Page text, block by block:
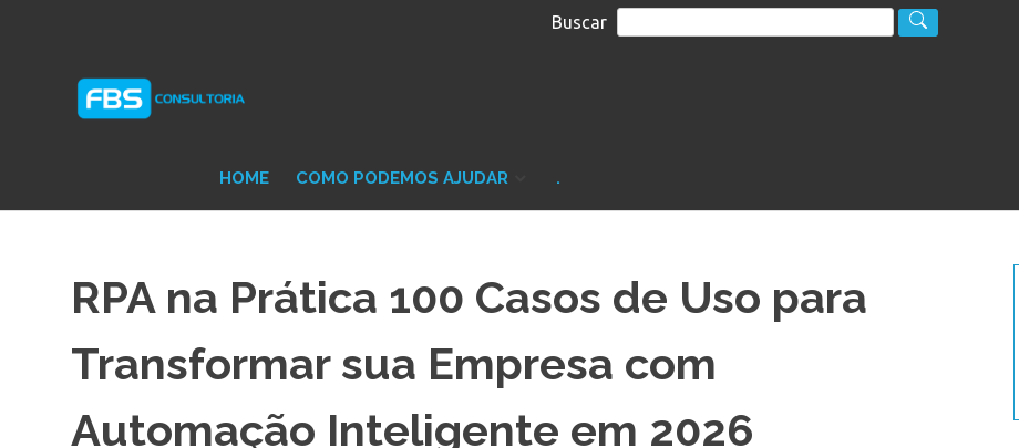
Buscar
Protheus
TOTVS
HOME COMO PODEMOS AJUDAR .
RPA na Prática 100 Casos de Uso para
Transformar sua Empresa com
Automação Inteligente em 2026